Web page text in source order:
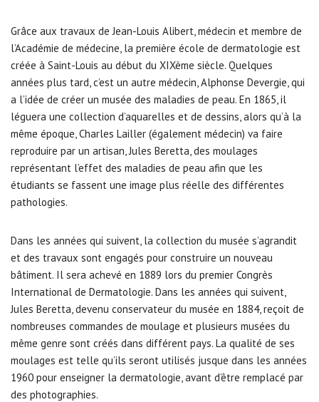
Grâce aux travaux de Jean-Louis Alibert, médecin et membre de
l’Académie de médecine, la première école de dermatologie est
créée à Saint-Louis au début du XIXème siècle. Quelques
années plus tard, c’est un autre médecin, Alphonse Devergie, qui
a l’idée de créer un musée des maladies de peau. En 1865, il
léguera une collection d’aquarelles et de dessins, alors qu’à la
même époque, Charles Lailler (également médecin) va faire
reproduire par un artisan, Jules Beretta, des moulages
représentant l’effet des maladies de peau afin que les
étudiants se fassent une image plus réelle des différentes
pathologies.
Dans les années qui suivent, la collection du musée s’agrandit
et des travaux sont engagés pour construire un nouveau
bâtiment. Il sera achevé en 1889 lors du premier Congrès
International de Dermatologie. Dans les années qui suivent,
Jules Beretta, devenu conservateur du musée en 1884, reçoit de
nombreuses commandes de moulage et plusieurs musées du
même genre sont créés dans différent pays. La qualité de ses
moulages est telle qu’ils seront utilisés jusque dans les années
1960 pour enseigner la dermatologie, avant d’être remplacé par
des photographies.